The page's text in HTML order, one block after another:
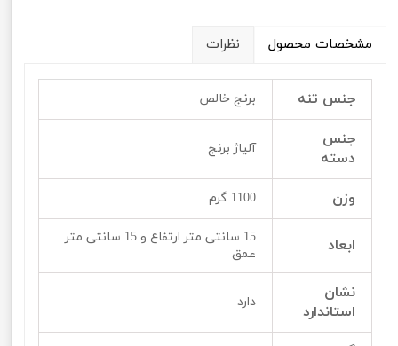
مشخصات محصول نظرات
جنس تنه برنج خالص
جنس
دسته
آلیاژ برنج
وزن 1100 گرم
ابعاد
15 سانتی متر ارتفاع و 15 سانتی متر
عمق
نشان
استاندارد
دارد